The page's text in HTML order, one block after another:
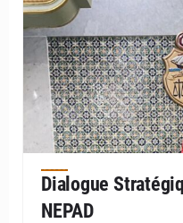
le développement de
Ammar, Ministre des
Dialogue
NEPAD